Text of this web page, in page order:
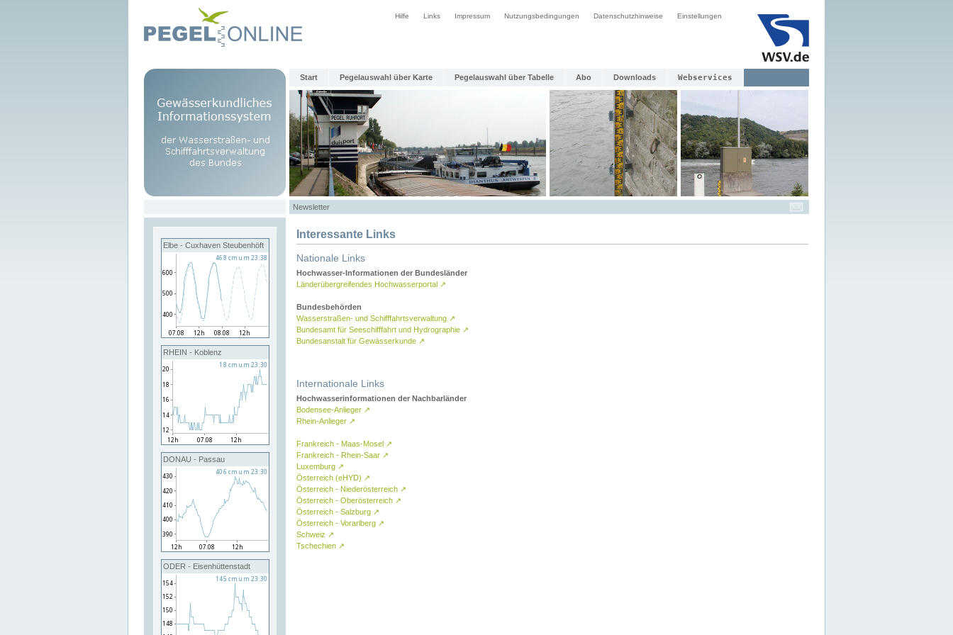
Hilfe Links Impressum Nutzungsbedingungen Datenschutzhinweise Einstellungen
Start Pegelauswahl über Karte Pegelauswahl über Tabelle Abo Downloads Webservices
Newsletter
Elbe - Cuxhaven Steubenhöft
RHEIN - Koblenz
DONAU - Passau
ODER - Eisenhüttenstadt
Interessante Links
Nationale Links
Hochwasser-Informationen der Bundesländer
Länderübergreifendes Hochwasserportal ↗
Bundesbehörden
Wasserstraßen- und Schifffahrtsverwaltung ↗
Bundesamt für Seeschifffahrt und Hydrographie ↗
Bundesanstalt für Gewässerkunde ↗
Internationale Links
Hochwasserinformationen der Nachbarländer
Bodensee-Anlieger ↗
Rhein-Anlieger ↗
Frankreich - Maas-Mosel ↗
Frankreich - Rhein-Saar ↗
Luxemburg ↗
Österreich (eHYD) ↗
Österreich - Niederösterreich ↗
Österreich - Oberösterreich ↗
Österreich - Salzburg ↗
Österreich - Vorarlberg ↗
Schweiz ↗
Tschechien ↗